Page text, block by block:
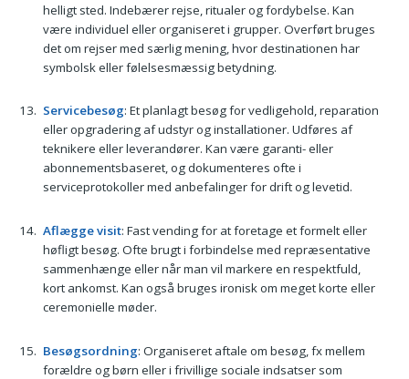
helligt sted. Indebærer rejse, ritualer og fordybelse. Kan
være individuel eller organiseret i grupper. Overført bruges
det om rejser med særlig mening, hvor destinationen har
symbolsk eller følelsesmæssig betydning.
Servicebesøg: Et planlagt besøg for vedligehold, reparation
eller opgradering af udstyr og installationer. Udføres af
teknikere eller leverandører. Kan være garanti- eller
abonnementsbaseret, og dokumenteres ofte i
serviceprotokoller med anbefalinger for drift og levetid.
Aflægge visit: Fast vending for at foretage et formelt eller
høfligt besøg. Ofte brugt i forbindelse med repræsentative
sammenhænge eller når man vil markere en respektfuld,
kort ankomst. Kan også bruges ironisk om meget korte eller
ceremonielle møder.
Besøgsordning: Organiseret aftale om besøg, fx mellem
forældre og børn eller i frivillige sociale indsatser som